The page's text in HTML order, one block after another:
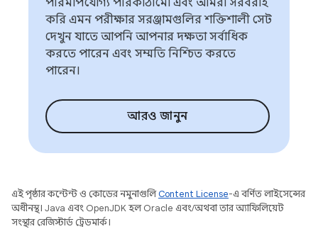
পরিমাপযোগ্য পরিকাঠামো এবং আমরা সরবরাহ
করি এমন পরীক্ষার সরঞ্জামগুলির শক্তিশালী সেট
দেখুন যাতে আপনি আপনার দক্ষতা সর্বাধিক
করতে পারেন এবং সম্মতি নিশ্চিত করতে
পারেন।
আরও জানুন
এই পৃষ্ঠার কন্টেন্ট ও কোডের নমুনাগুলিContent License-এ বর্ণিত লাইসেন্সের
অধীনস্থ। Java এবং OpenJDK হল Oracle এবং/অথবা তার অ্যাফিলিয়েট
সংস্থার রেজিস্টার্ড ট্রেডমার্ক।